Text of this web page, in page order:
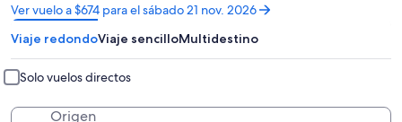
Ver vuelo a $674 para el sábado 21 nov. 2026
Se
abrirá
en
una
nueva
ventana
Viaje redondoViaje sencilloMultidestino
Solo vuelos directos
Origen